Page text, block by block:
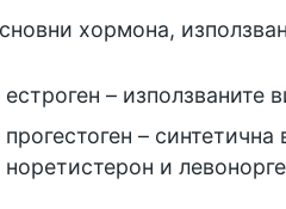
хормона,
естроген – използваните
прогестоген –
норетистерон и